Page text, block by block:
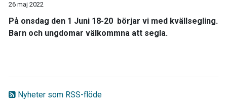
Nyheter som RSS-flöde
26 maj 2022
På onsdag den 1 Juni 18-20 börjar vi med kvällsegling.
Barn och ungdomar välkommna att segla.